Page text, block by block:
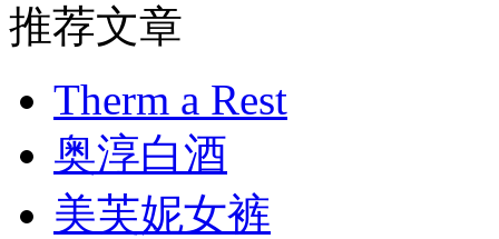
推荐文章
Therm a Rest
奥淳白酒
美芙妮女裤